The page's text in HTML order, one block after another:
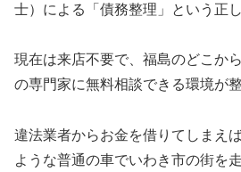
士）による「債務整理」という正
現在は来店不要で、福島のどこか
の専門家に無料相談できる環境が
違法業者からお金を借りてしまえば
ような普通の車でいわき市の街を